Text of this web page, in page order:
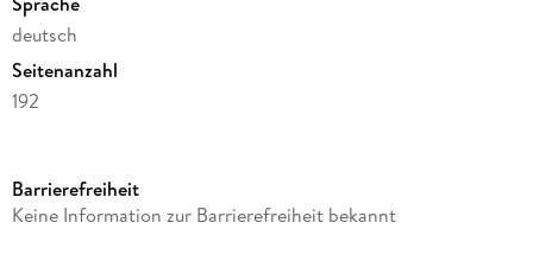
deutsch
Seitenanzahl
192
Reihe
Barrierefreiheit
Keine Information zur Barrierefreiheit bekannt